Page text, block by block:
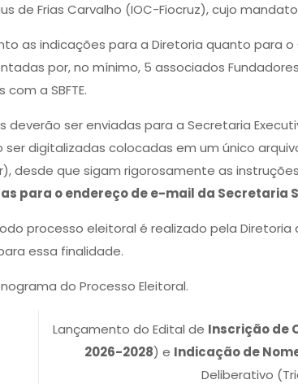
de Frias Carvalho (IOC-Fiocruz), cujo
as indicações para a Diretoria quanto para
por, no mínimo, 5 associados
a SBFTE.
deverão ser enviadas para a Secretaria
digitalizadas colocadas em um único
desde que sigam rigorosamente as
para o endereço de e-mail da Secretaria
processo eleitoral é realizado pela
essa finalidade.
do Processo Eleitoral.
Lançamento do Edital de Inscrição de
2026-2028) e Indicação de
Deliberativo